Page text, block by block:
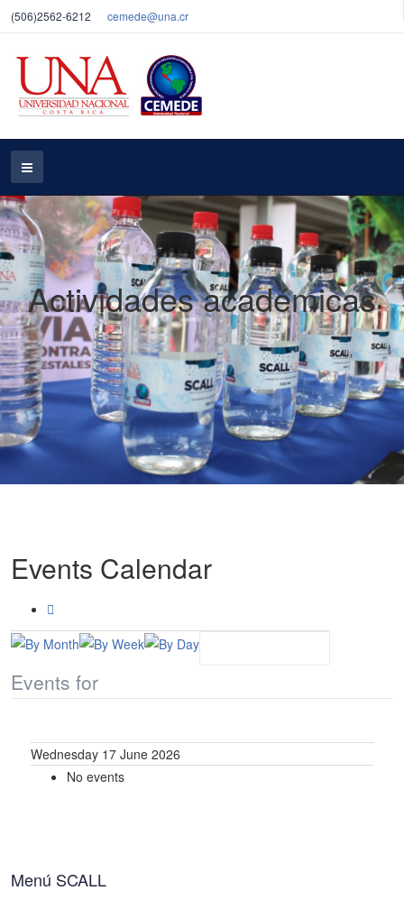
(506)2562-6212 cemede@una.cr
Actividades académicas
Events Calendar
Events for
Wednesday 17 June 2026
No events
Menú SCALL